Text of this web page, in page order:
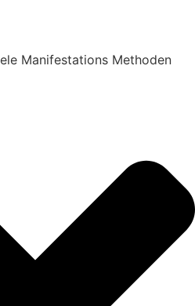
Manifestations Methoden